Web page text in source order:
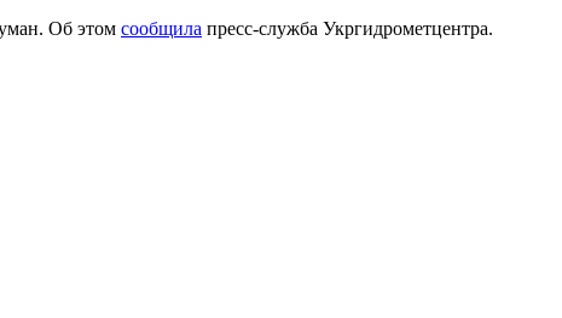
Об этом сообщила пресс-служба Укргидрометцентра.